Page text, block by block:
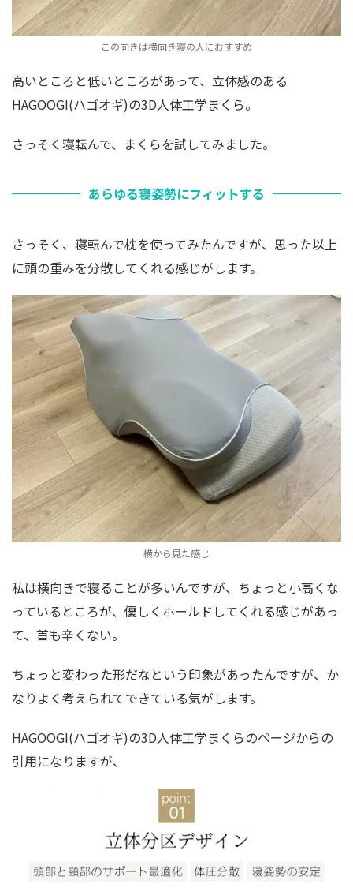
この向きは横向き寝の人におすすめ
高いところと低いところがあって、立体感のある
HAGOOGI(ハゴオギ)の3D人体工学まくら。
さっそく寝転んで、まくらを試してみました。
あらゆる寝姿勢にフィットする
さっそく、寝転んで枕を使ってみたんですが、思った以上
に頭の重みを分散してくれる感じがします。
横から見た感じ
私は横向きで寝ることが多いんですが、ちょっと小高くな
っているところが、優しくホールドしてくれる感じがあっ
て、首も辛くない。
ちょっと変わった形だなという印象があったんですが、か
なりよく考えられてできている気がします。
HAGOOGI(ハゴオギ)の3D人体工学まくらのページからの
引用になりますが、